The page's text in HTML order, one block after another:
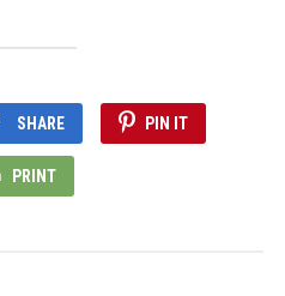
SHARE PIN IT
PRINT